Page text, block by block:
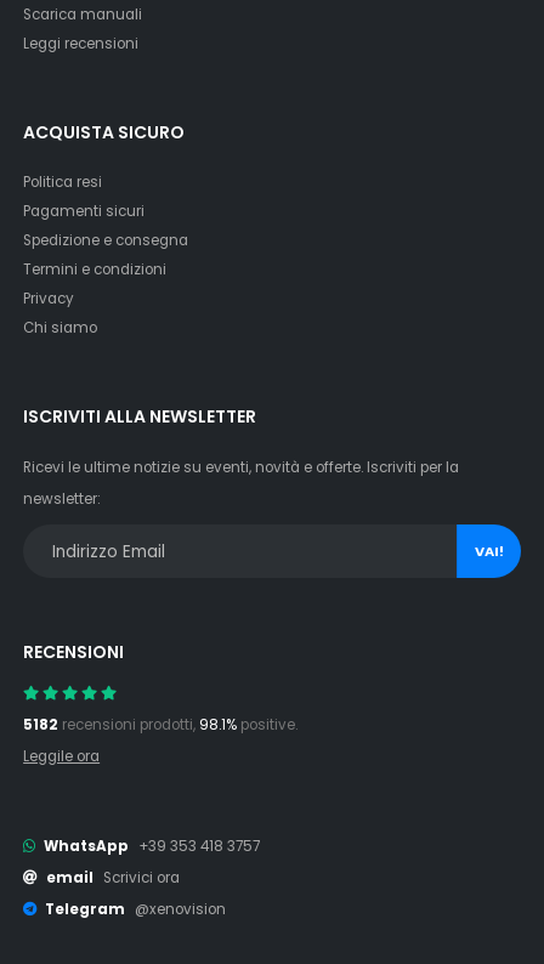
Scarica manuali
Leggi recensioni
ACQUISTA SICURO
Politica resi
Pagamenti sicuri
Spedizione e consegna
Termini e condizioni
Privacy
Chi siamo
ISCRIVITI ALLA NEWSLETTER
Ricevi le ultime notizie su eventi, novità e offerte. Iscriviti per la
newsletter:
VAI!
RECENSIONI
5182 recensioni prodotti, 98.1% positive.
Leggile ora
WhatsApp
+39 353 418 3757
email
Scrivici ora
Telegram
@xenovision